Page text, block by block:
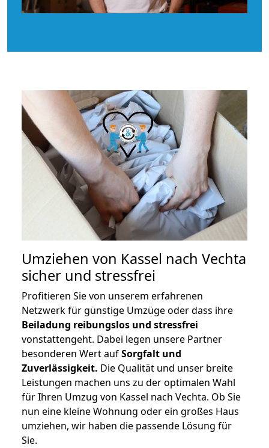
Umziehen von Kassel nach Vechta
sicher und stressfrei
Profitieren Sie von unserem erfahrenen
Netzwerk für günstige Umzüge oder dass ihre
Beiladung reibungslos und stressfrei
vonstattengeht. Dabei legen unsere Partner
besonderen Wert aufSorgfalt und
Zuverlässigkeit. Die Qualität und unser breite
Leistungen machen uns zu der optimalen Wahl
für Ihren Umzug von Kassel nach Vechta. Ob Sie
nun eine kleine Wohnung oder ein großes Haus
umziehen, wir haben die passende Lösung für
Sie.